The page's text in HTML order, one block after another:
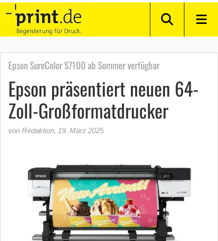
Epson SureColor S7100 ab Sommer verfügbar
Epson präsentiert neuen 64-
Zoll-Großformatdrucker
von Redaktion, 19. März 2025